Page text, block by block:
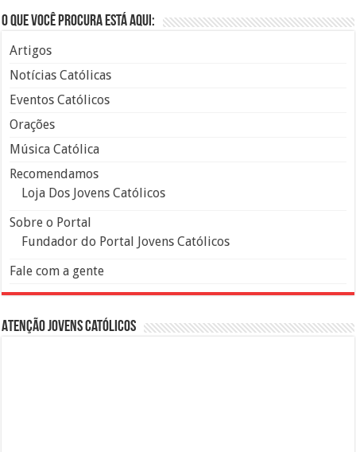
O que você procura está aqui:
Artigos
Notícias Católicas
Eventos Católicos
Orações
Música Católica
Recomendamos
Loja Dos Jovens Católicos
Sobre o Portal
Fundador do Portal Jovens Católicos
Fale com a gente
Atenção Jovens Católicos